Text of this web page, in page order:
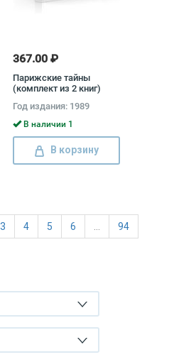
367.00 ₽
Парижские тайны
(комплект из 2 книг)
Год издания: 1989
В наличии 1
В корзину
3 4 5 6 … 94